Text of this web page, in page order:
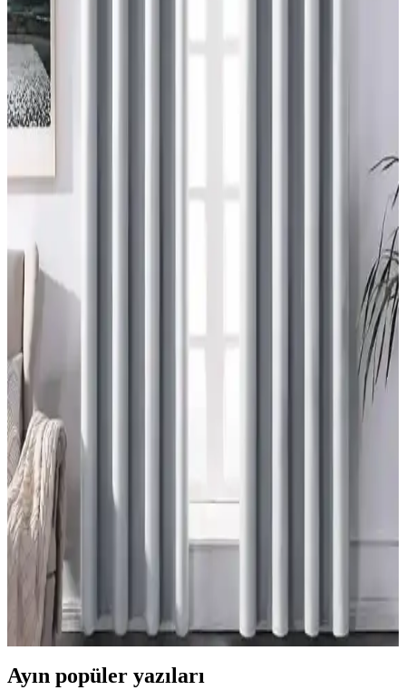
Maximalist ve Fantastik Bebek Odası İçin Uyumlu
Halı ve Perde Seçimi Rehberi
Maximalist bebek odası tasarımında halı ve perde seçimi, renk
uyumu, desen dengesi, temizlik kolaylığı ve bebeğin gelişimi göz
önünde bulundurularak yapılmalıdır. Aydınlatmada güvenli tavan
vantilatörleri tercih edilmelidir.
Duvara yakın büyük yatak odası pencerelerine perde asmak
montajı sağlanabilir.
Modern Dağ Evlerinde Tavan Kirişlerine Uygun
Perde ve Stor Seçimi Rehberi
Modern dağ evlerinde tavan kirişleri perde montajını zorlaştırır.
Storlar, mekân yüksekliğini koruyarak estetik ve işlevsel çözüm
sunar. Perdelerle kombinasyon, sıcaklık ve derinlik katar.
Mutfak Pencereleri İçin Fonksiyonel ve Estetik
Perde Seçenekleri ve Montaj Yöntemleri
Mutfak pencerelerinin tasarımına uygun perde seçimi, ışık kontrolü
ve kullanım kolaylığı sağlar. Roman storlar, kafe perdeleri ve entegre
sistemler, estetik ve fonksiyonel çözümler sunar.
Perdelerde Grommet Kullanımının Estetik ve
Fonksiyonel Değerlendirmesi
Grommetli perdeler, seri üretim ve metal halkaların görünürlüğü
nedeniyle 'ucuz' algısı taşır. Ancak fonksiyonellik ve modern
dekorasyonlarda uyum sağlama avantajları bulunur.
Ayın popüler yazıları